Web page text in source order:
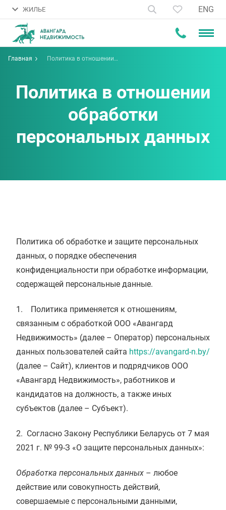
ЖИЛЬЕ ENG
Главная
Политика в отношении
Политика в отношении
обработки
персональных данных
Политика об обработке и защите персональных
данных, о порядке обеспечения
конфиденциальности при обработке информации,
содержащей персональные данные.
1. Политика применяется к отношениям,
связанным с обработкой ООО «Авангард
Недвижимость» (далее – Оператор) персональных
данных пользователей сайта https://avangard-n.by/
(далее – Сайт), клиентов и подрядчиков ООО
«Авангард Недвижимость», работников и
кандидатов на должность, а также иных
субъектов (далее – Субъект).
2. Согласно Закону Республики Беларусь от 7 мая
2021 г. № 99-З «О защите персональных данных»:
Обработка персональных данных – любое
действие или совокупность действий,
совершаемые с персональными данными,